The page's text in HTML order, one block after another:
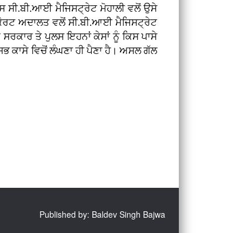
ਮੈਜਿਸਟ੍ਰੇਟ ਮੋਹਾਲੀ ਵਲੋਂ ਉਸੇ
ਅਦਾਲਤ ਵਲੋਂ ਸੀ.ਬੀ.ਆਈ ਮੈਜਿਸਟ੍ਰੇਟ
ਤੇ ਪੁਲਸ ਇਹਨਾਂ ਕੇਸਾਂ ਨੂੰ ਕਿਸ ਪਾਸੇ
ਕਾਸੇ ਵਿਚੋਂ ਲੰਘਣਾ ਹੀ ਪੈਣਾ ਹੈ। ਅਸਲ ਗੱਲ
Published by: Baldev Singh Bajwa